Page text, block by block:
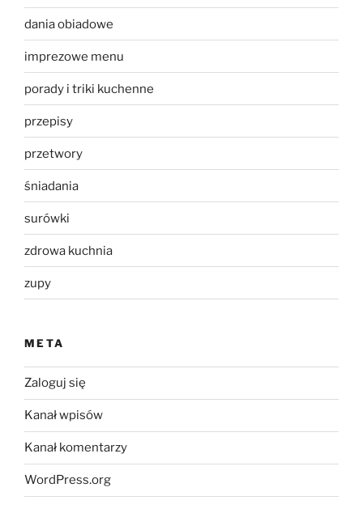
dania obiadowe
imprezowe menu
porady i triki kuchenne
przepisy
przetwory
śniadania
surówki
zdrowa kuchnia
zupy
META
Zaloguj się
Kanał wpisów
Kanał komentarzy
WordPress.org